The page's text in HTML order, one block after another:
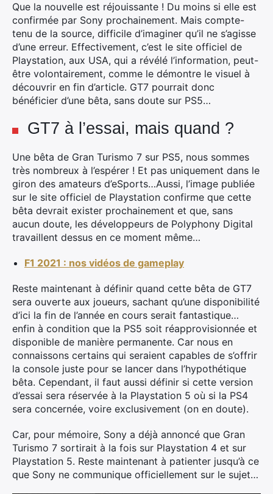
Que la nouvelle est réjouissante ! Du moins si elle est
confirmée par Sony prochainement. Mais compte-
tenu de la source, difficile d’imaginer qu’il ne s’agisse
d’une erreur. Effectivement, c’est le site officiel de
Playstation, aux USA, qui a révélé l’information, peut-
être volontairement, comme le démontre le visuel à
découvrir en fin d’article. GT7 pourrait donc
bénéficier d’une bêta, sans doute sur PS5…
GT7 à l’essai, mais quand ?
Une bêta de Gran Turismo 7 sur PS5, nous sommes
très nombreux à l’espérer ! Et pas uniquement dans le
giron des amateurs d’eSports…Aussi, l’image publiée
sur le site officiel de Playstation confirme que cette
bêta devrait exister prochainement et que, sans
aucun doute, les développeurs de Polyphony Digital
travaillent dessus en ce moment même…
F1 2021 : nos vidéos de gameplay
Reste maintenant à définir quand cette bêta de GT7
sera ouverte aux joueurs, sachant qu’une disponibilité
d’ici la fin de l’année en cours serait fantastique…
enfin à condition que la PS5 soit réapprovisionnée et
disponible de manière permanente. Car nous en
connaissons certains qui seraient capables de s’offrir
la console juste pour se lancer dans l’hypothétique
bêta. Cependant, il faut aussi définir si cette version
d’essai sera réservée à la Playstation 5 où si la PS4
sera concernée, voire exclusivement (on en doute).
Car, pour mémoire, Sony a déjà annoncé que Gran
Turismo 7 sortirait à la fois sur Playstation 4 et sur
Playstation 5. Reste maintenant à patienter jusqu’à ce
que Sony ne communique officiellement sur le sujet…